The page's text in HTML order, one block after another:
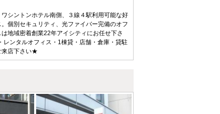
シントンホテル南側、３線４駅利用可能な好
個別セキュリティ、光ファイバー完備のオフ
地域密着創業22年アイシティにお任せ下さ
ンタルオフィス・1棟貸・店舗・倉庫・貸駐
来店下さい★